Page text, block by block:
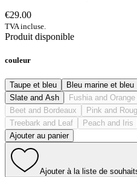
€29.00
TVA incluse.
Produit disponible
couleur
Taupe et bleu Bleu marine et bleu
Slate and Ash
Fushia and Orange
Beet and Bordeaux
Pink and
Treebark and Leaf
Peach and Iris
Ajouter au panier
Ajouter à la liste de